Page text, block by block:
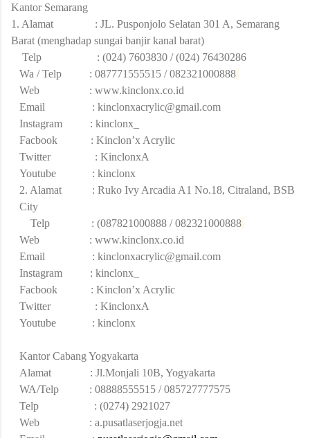
Kantor Semarang
1. Alamat : JL. Pusponjolo Selatan 301 A, Semarang
Barat (menghadap sungai banjir kanal barat)
Telp : (024) 7603830 / (024) 76430286
Wa / Telp : 087771555515 / 082321000888
Web : www.kinclonx.co.id
Email : kinclonxacrylic@gmail.com
Instagram : kinclonx_
Facbook : Kinclon’x Acrylic
Twitter : KinclonxA
Youtube : kinclonx
2. Alamat : Ruko Ivy Arcadia A1 No.18, Citraland, BSB
City
Telp : (087821000888 / 082321000888
Web : www.kinclonx.co.id
Email : kinclonxacrylic@gmail.com
Instagram : kinclonx_
Facbook : Kinclon’x Acrylic
Twitter : KinclonxA
Youtube : kinclonx
Kantor Cabang Yogyakarta
Alamat : Jl.Monjali 10B, Yogyakarta
WA/Telp : 08888555515 / 085727777575
Telp : (0274) 2921027
Web : a.pusatlaserjogja.net